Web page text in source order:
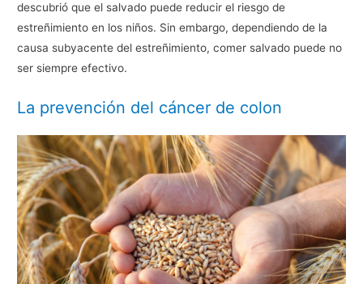
descubrió que el salvado puede reducir el riesgo de
estreñimiento en los niños. Sin embargo, dependiendo de la
causa subyacente del estreñimiento, comer salvado puede no
ser siempre efectivo.
La prevención del cáncer de colon